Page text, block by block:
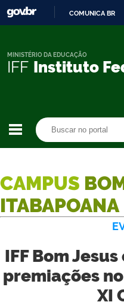
COMUNICA BR
IFF Instituto
MINISTÉRIO DA EDUCAÇÃO
CAMPUS
ITABAPOANA
IFF Bom
premiações
XI